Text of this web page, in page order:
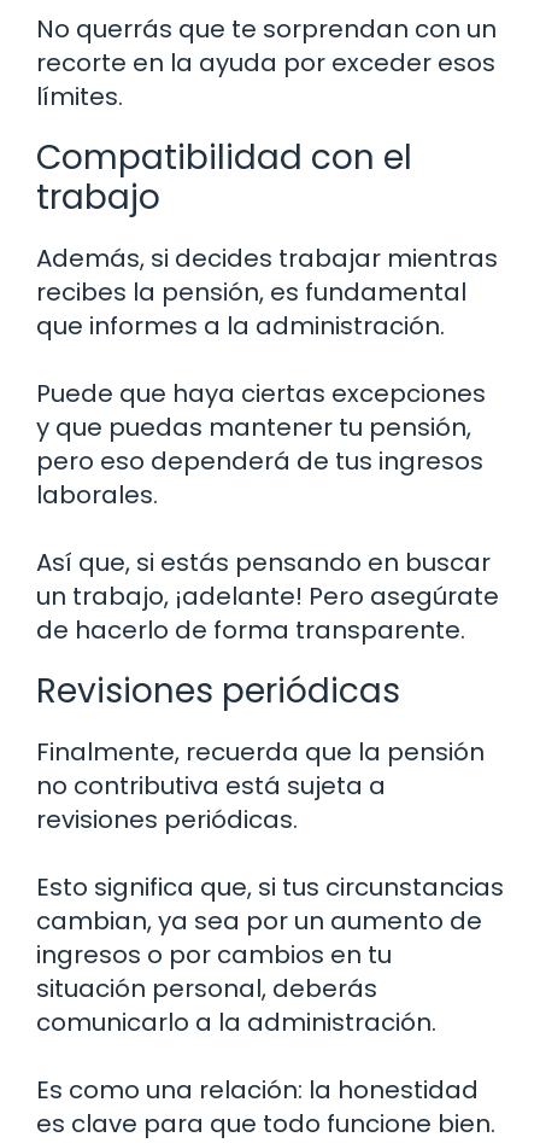
No querrás que te sorprendan con un
recorte en la ayuda por exceder esos
límites.
Compatibilidad con el
trabajo
Además, si decides trabajar mientras
recibes la pensión, es fundamental
que informes a la administración.
Puede que haya ciertas excepciones
y que puedas mantener tu pensión,
pero eso dependerá de tus ingresos
laborales.
Así que, si estás pensando en buscar
un trabajo, ¡adelante! Pero asegúrate
de hacerlo de forma transparente.
Revisiones periódicas
Finalmente, recuerda que la pensión
no contributiva está sujeta a
revisiones periódicas.
Esto significa que, si tus circunstancias
cambian, ya sea por un aumento de
ingresos o por cambios en tu
situación personal, deberás
comunicarlo a la administración.
Es como una relación: la honestidad
es clave para que todo funcione bien.